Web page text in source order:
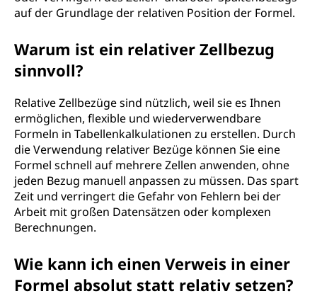
auf der Grundlage der relativen Position der Formel.
Warum ist ein relativer Zellbezug
sinnvoll?
Relative Zellbezüge sind nützlich, weil sie es Ihnen
ermöglichen, flexible und wiederverwendbare
Formeln in Tabellenkalkulationen zu erstellen. Durch
die Verwendung relativer Bezüge können Sie eine
Formel schnell auf mehrere Zellen anwenden, ohne
jeden Bezug manuell anpassen zu müssen. Das spart
Zeit und verringert die Gefahr von Fehlern bei der
Arbeit mit großen Datensätzen oder komplexen
Berechnungen.
Wie kann ich einen Verweis in einer
Formel absolut statt relativ setzen?